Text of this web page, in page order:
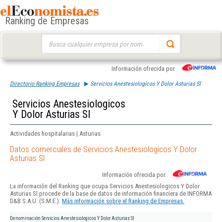
Ranking de Empresas
Información ofrecida por
Directorio Ranking Empresas Servicios Anestesiologicos Y Dolor Asturias Sl
Servicios Anestesiologicos
Y Dolor Asturias Sl
Actividades hospitalarias | Asturias
Datos comerciales de Servicios Anestesiologicos Y Dolor
Asturias Sl
Información ofrecida por
La información del Ranking que ocupa Servicios Anestesiologicos Y Dolor
Asturias Sl procede de la base de datos de información financiera de INFORMA
D&B S.A.U. (S.M.E.). Más información sobre el Ranking de Empresas.
Denominación Servicios Anestesiologicos Y Dolor Asturias Sl